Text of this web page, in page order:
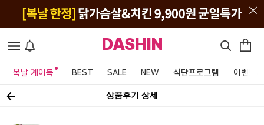
DASHIN
복날 계이득 BEST SALE NEW 식단프로그램 이벤트&
상품후기 상세